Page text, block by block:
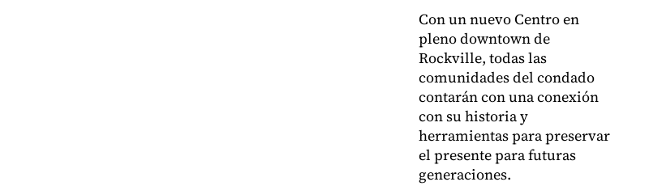
Con un nuevo Centro en
pleno downtown de
Rockville, todas las
comunidades del condado
contarán con una conexión
con su historia y
herramientas para preservar
el presente para futuras
generaciones.